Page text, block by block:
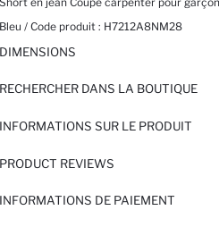
Bleu / Code produit : H7212A8NM28
DIMENSIONS
RECHERCHER DANS LA BOUTIQUE
INFORMATIONS SUR LE PRODUIT
PRODUCT REVIEWS
INFORMATIONS DE PAIEMENT